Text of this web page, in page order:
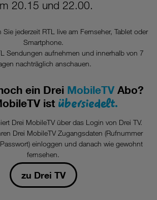
20.15 und 22.00.
jederzeit RTL live am Fernseher, Tablet oder
Smartphone.
Sendungen aufnehmen und innerhalb von 7
nachträglich anschauen.
ein Drei MobileTVAbo?
ist übersiedelt.
Drei MobileTV über das Login von Drei TV.
Drei MobileTV Zugangsdaten (Rufnummer
einloggen und danach wie gewohnt
fernsehen.
zu Drei TV